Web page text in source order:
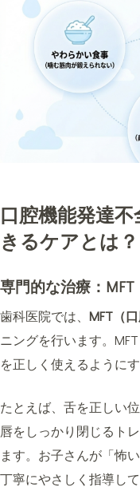
口腔機能発達
きるケアとは？
専門的な治療：
歯科医院では、 MFT（
ニングを行います。
を正しく使えるように
たとえば、舌を正しい
唇をしっかり閉じるト
ます。お子さんが「怖
丁寧にやさしく指導して